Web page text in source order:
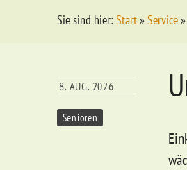
Sie sind hier: Start»Service»
8. AUG. 2026
Senioren